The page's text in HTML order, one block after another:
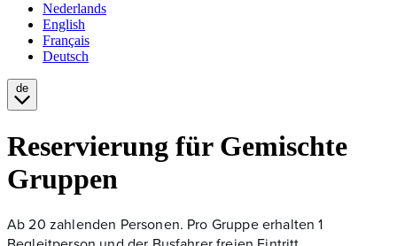
Nederlands
English
Français
Deutsch
de
Reservierung für Gemischte
Gruppen
Ab 20 zahlenden Personen. Pro Gruppe erhalten 1